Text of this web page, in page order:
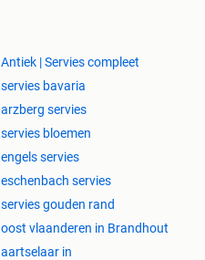
Antiek | Servies compleet
servies bavaria
arzberg servies
servies bloemen
engels servies
eschenbach servies
servies gouden rand
oost vlaanderen in Brandhout
aartselaar in